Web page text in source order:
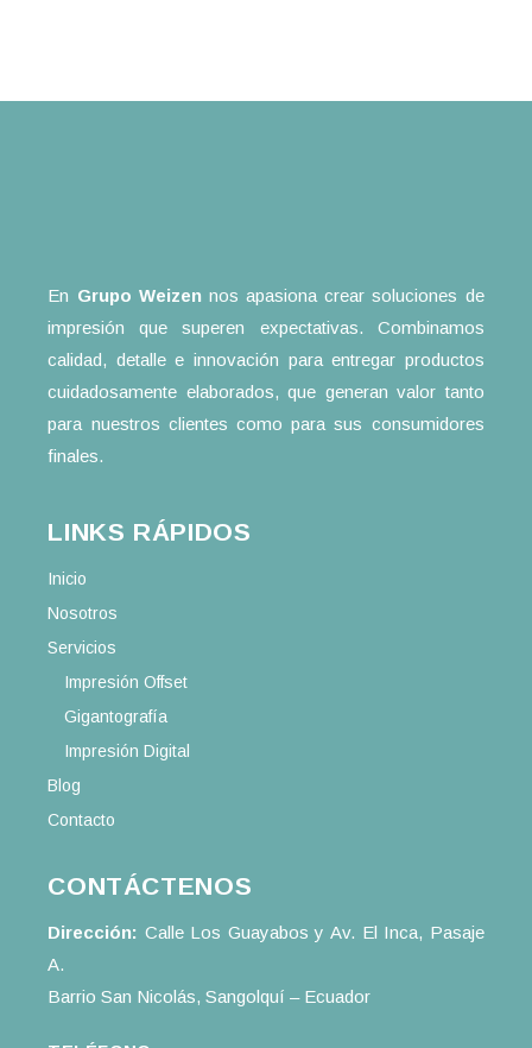
En Grupo Weizen nos apasiona crear soluciones de
impresión que superen expectativas. Combinamos
calidad, detalle e innovación para entregar productos
cuidadosamente elaborados, que generan valor tanto
para nuestros clientes como para sus consumidores
finales.
LINKS RÁPIDOS
Inicio
Nosotros
Servicios
Impresión Offset
Gigantografía
Impresión Digital
Blog
Contacto
CONTÁCTENOS
Dirección: Calle Los Guayabos y Av. El Inca, Pasaje
A.
Barrio San Nicolás, Sangolquí – Ecuador